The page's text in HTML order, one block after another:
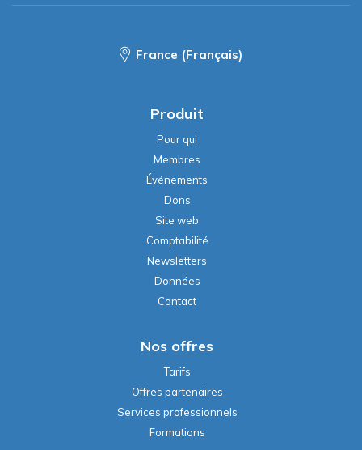
France (Français)
Produit
Pour qui
Membres
Événements
Dons
Site web
Comptabilité
Newsletters
Données
Contact
Nos offres
Tarifs
Offres partenaires
Services professionnels
Formations